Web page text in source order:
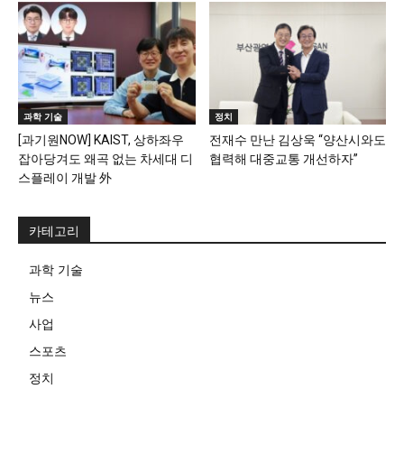
과학 기술
[과기원NOW] KAIST, 상하좌우
잡아당겨도 왜곡 없는 차세대 디
스플레이 개발 外
정치
전재수 만난 김상욱 “양산시와도
협력해 대중교통 개선하자”
카테고리
과학 기술
뉴스
사업
스포츠
정치